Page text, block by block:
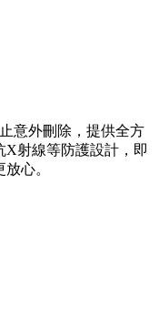
意外刪除，提供全方
X射線等防護設計，即
心。